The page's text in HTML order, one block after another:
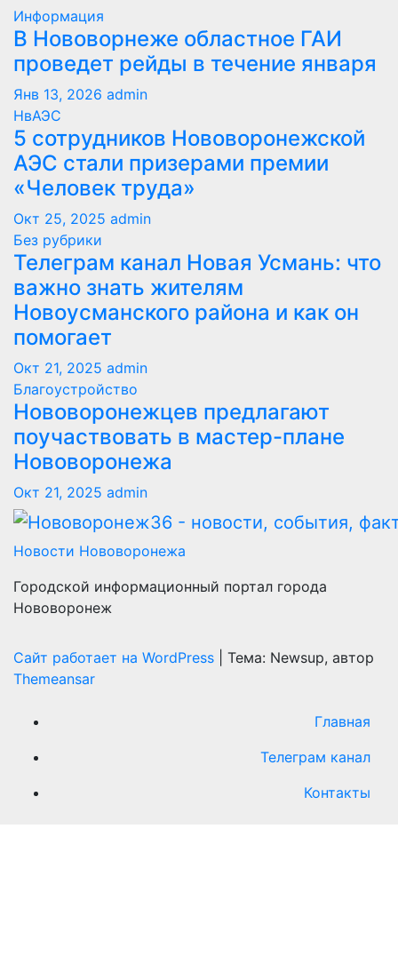
Информация
В Нововорнеже областное ГАИ
проведет рейды в течение января
Янв 13, 2026 admin
НвАЭС
5 сотрудников Нововоронежской
АЭС стали призерами премии
«Человек труда»
Окт 25, 2025 admin
Без рубрики
Телеграм канал Новая Усмань: что
важно знать жителям
Новоусманского района и как он
помогает
Окт 21, 2025 admin
Благоустройство
Нововоронежцев предлагают
поучаствовать в мастер-плане
Нововоронежа
Окт 21, 2025 admin
Новости Нововоронежа
Городской информационный портал города
Нововоронеж
Сайт работает на WordPress
Тема: Newsup, автор
Themeansar
Главная
Телеграм канал
Контакты